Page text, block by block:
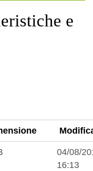
e
04/08/
16:13